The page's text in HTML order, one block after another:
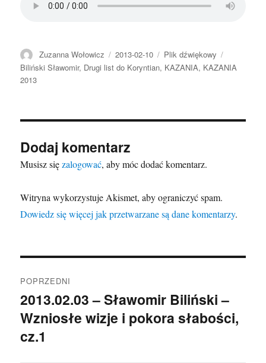
Autor
Zuzanna Wołowicz
Data
publikacji
2013-02-10 Format
Plik dźwiękowy
Biliński Sławomir, Drugi list do Koryntian, KAZANIA, KAZANIA
2013
Dodaj komentarz
Musisz sięzalogować, aby móc dodać komentarz.
Witryna wykorzystuje Akismet, aby ograniczyć spam.
Dowiedz się więcej jak przetwarzane są dane komentarzy.
wpisu
POPRZEDNI
Poprzedni
wpis:
2013.02.03 – Sławomir Biliński –
Wzniosłe wizje i pokora słabości,
cz.1